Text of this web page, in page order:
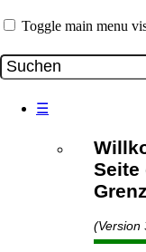
Toggle main menu
☰
Seite
(Version